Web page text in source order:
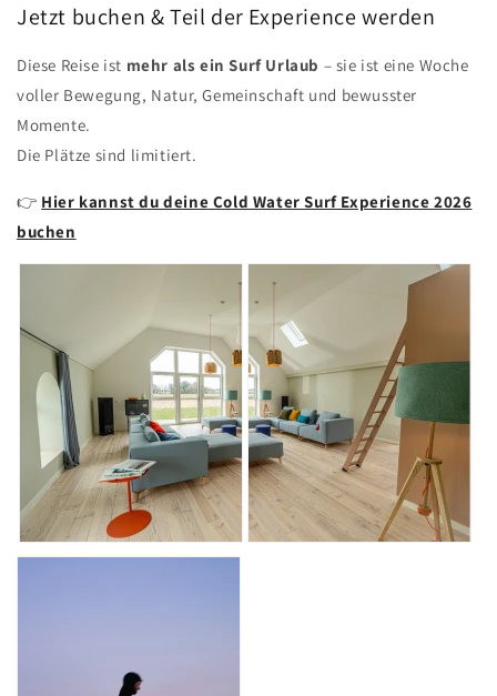
Jetzt buchen & Teil der Experience werden
Diese Reise ist mehr als ein Surf Urlaub – sie ist eine Woche
voller Bewegung, Natur, Gemeinschaft und bewusster
Momente.
Die Plätze sind limitiert.
👉 Hier kannst du deine Cold Water Surf Experience 2026
buchen